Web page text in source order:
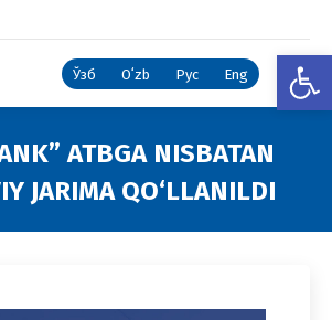
Ўзб Oʻzb Рус Eng
ATBGA NISBATAN
JARIMA QO‘LLANILDI